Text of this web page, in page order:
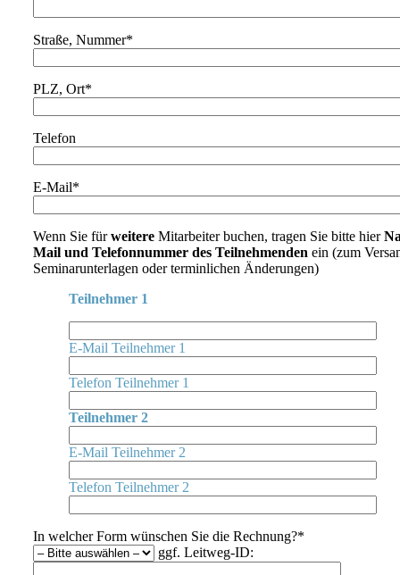
Straße, Nummer*
PLZ, Ort*
Telefon
E-Mail*
Wenn Sie fürweitere Mitarbeiter buchen, tragen Sie bitte hier
Mail und Telefonnummer des Teilnehmenden ein (zum
Seminarunterlagen oder terminlichen Änderungen)
Teilnehmer 1
E-Mail Teilnehmer 1
Telefon Teilnehmer 1
Teilnehmer 2
E-Mail Teilnehmer 2
Telefon Teilnehmer 2
In welcher Form wünschen Sie die Rechnung?*
ggf. Leitweg-ID: